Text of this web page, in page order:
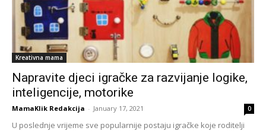
Kreativna mama
Napravite djeci igračke za razvijanje logike,
inteligencije, motorike
MamaKlik Redakcija - January 17, 2021 0
U poslednje vrijeme sve popularnije postaju igračke koje roditelji